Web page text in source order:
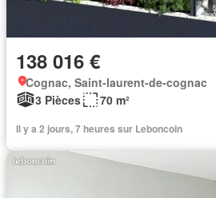
138 016 €
Cognac, Saint-laurent-de-cognac
3 Pièces
70 m²
Il y a 2 jours, 7 heures sur Leboncoin